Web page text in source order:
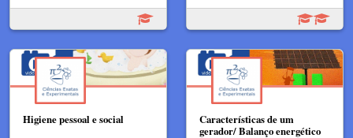
Higiene pessoal e social
Características de um
gerador/ Balanço energético